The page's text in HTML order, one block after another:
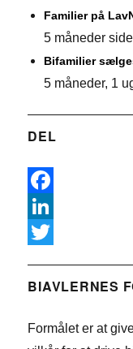
Familier på
5 måneder
Bifamilier
5 måneder, 1
DEL
F
a
e
o
L
n
e
w
t
BIAVLERNES
Formålet er at